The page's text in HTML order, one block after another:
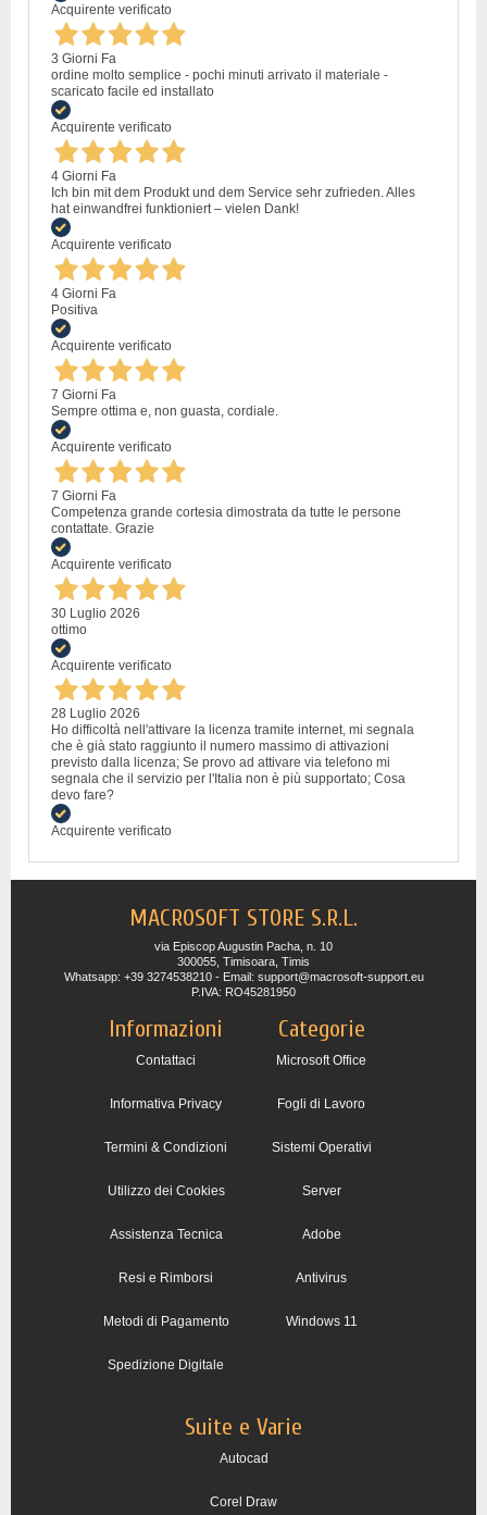
Acquirente verificato
3 Giorni Fa
ordine molto semplice - pochi minuti arrivato il materiale -
scaricato facile ed installato
Acquirente verificato
4 Giorni Fa
Ich bin mit dem Produkt und dem Service sehr zufrieden. Alles
hat einwandfrei funktioniert – vielen Dank!
Acquirente verificato
4 Giorni Fa
Positiva
Acquirente verificato
7 Giorni Fa
Sempre ottima e, non guasta, cordiale.
Acquirente verificato
7 Giorni Fa
Competenza grande cortesia dimostrata da tutte le persone
contattate. Grazie
Acquirente verificato
30 Luglio 2026
ottimo
Acquirente verificato
28 Luglio 2026
Ho difficoltà nell'attivare la licenza tramite internet, mi segnala
che è già stato raggiunto il numero massimo di attivazioni
previsto dalla licenza; Se provo ad attivare via telefono mi
segnala che il servizio per l'Italia non è più supportato; Cosa
devo fare?
Acquirente verificato
MACROSOFT STORE S.R.L.
via Episcop Augustin Pacha, n. 10
300055, Timisoara, Timis
Whatsapp: +39 3274538210 - Email: support@macrosoft-support.eu
P.IVA: RO45281950
Informazioni
Contattaci
Informativa Privacy
Termini & Condizioni
Utilizzo dei Cookies
Assistenza Tecnica
Resi e Rimborsi
Metodi di Pagamento
Spedizione Digitale
Categorie
Microsoft Office
Fogli di Lavoro
Sistemi Operativi
Server
Adobe
Antivirus
Windows 11
Suite e Varie
Autocad
Corel Draw